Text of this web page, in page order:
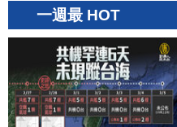
一週最 HOT